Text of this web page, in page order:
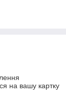
на вашу картку